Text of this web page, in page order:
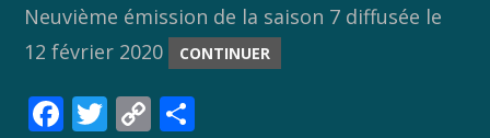
Neuvième émission de la saison 7 diffusée le
12 février 2020
CONTINUER
F T C